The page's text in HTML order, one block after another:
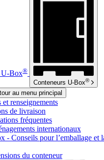
U-Box®
Conteneurs U-Box®
au menu principal
et renseignements
de livraison
fréquentes
internationaux
- Conseils pour l’emballage et
du conteneur